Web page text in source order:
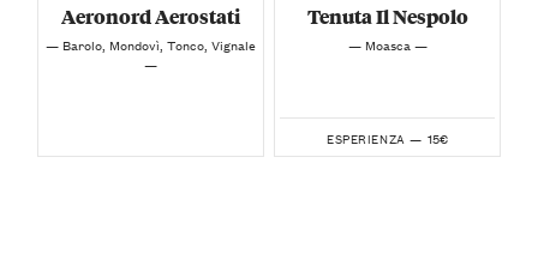
Aeronord Aerostati
— Barolo, Mondovì, Tonco, Vignale
—
Tenuta Il Nespolo
— Moasca —
ESPERIENZA — 15€